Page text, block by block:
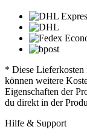
* Diese Lieferkosten
können weitere
Eigenschaften der
du direkt in der
Hilfe & Support